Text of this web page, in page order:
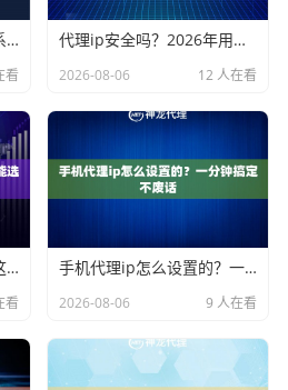
网络的代理和ip怎么设？系统设置手把手教会你
看
代理ip安全吗？2026年用之前先看看这篇心里有底
2026-08-06 12 人在看
代理ip有什么特点？搞懂这些才能选对不踩坑
看
手机代理ip怎么设置的？一分钟搞定不废话
2026-08-06 9 人在看